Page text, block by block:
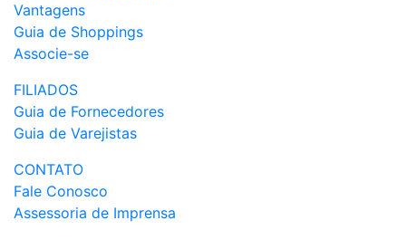
Vantagens
Guia de Shoppings
Associe-se
FILIADOS
Guia de Fornecedores
Guia de Varejistas
CONTATO
Fale Conosco
Assessoria de Imprensa